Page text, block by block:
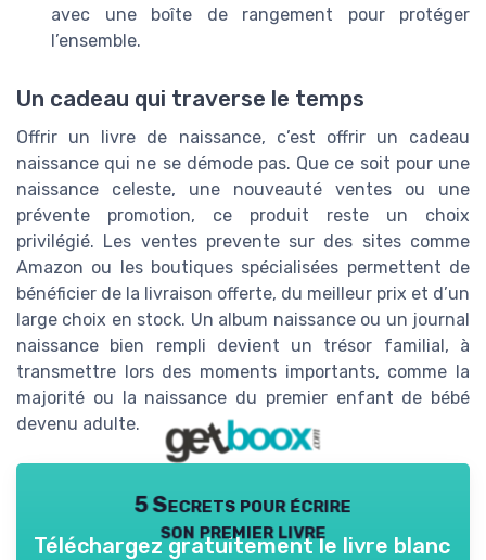
avec une boîte de rangement pour protéger
l’ensemble.
Un cadeau qui traverse le temps
Offrir un livre de naissance, c’est offrir un cadeau
naissance qui ne se démode pas. Que ce soit pour une
naissance celeste, une nouveauté ventes ou une
prévente promotion, ce produit reste un choix
privilégié. Les ventes prevente sur des sites comme
Amazon ou les boutiques spécialisées permettent de
bénéficier de la livraison offerte, du meilleur prix et d’un
large choix en stock. Un album naissance ou un journal
naissance bien rempli devient un trésor familial, à
transmettre lors des moments importants, comme la
majorité ou la naissance du premier enfant de bébé
devenu adulte.
5 Secrets pour écrire
son premier livre
Téléchargez gratuitement le livre blanc